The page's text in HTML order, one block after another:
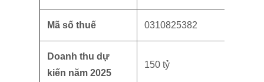
Mã số thuế 0310825382
Doanh thu dự
kiến năm 2025
150 tỷ